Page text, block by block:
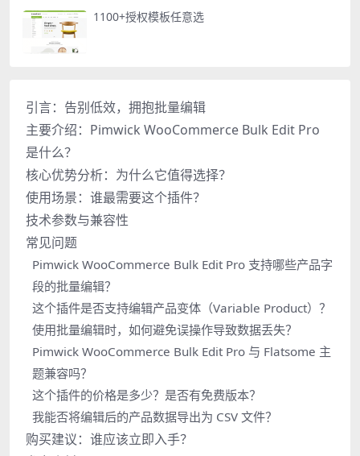
1100+授权模板任意选
引言：告别低效，拥抱批量编辑
主要介绍：Pimwick WooCommerce Bulk Edit Pro
是什么？
核心优势分析：为什么它值得选择？
使用场景：谁最需要这个插件？
技术参数与兼容性
常见问题
Pimwick WooCommerce Bulk Edit Pro 支持哪些产品字
段的批量编辑？
这个插件是否支持编辑产品变体（Variable Product）？
使用批量编辑时，如何避免误操作导致数据丢失？
Pimwick WooCommerce Bulk Edit Pro 与 Flatsome 主
题兼容吗？
这个插件的价格是多少？是否有免费版本？
我能否将编辑后的产品数据导出为 CSV 文件？
购买建议：谁应该立即入手？